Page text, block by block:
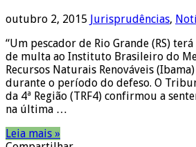
outubro 2, 2015 Jurisprudências,
“Um pescador de Rio Grande (RS)
de multa ao Instituto Brasileiro do
Recursos Naturais Renováveis
durante o período do defeso. O
da 4ª Região (TRF4) confirmou a
na última …
Leia mais »